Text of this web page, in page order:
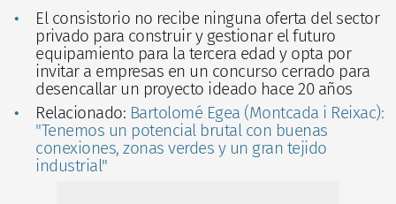
El consistorio no recibe ninguna oferta del sector
privado para construir y gestionar el futuro
equipamiento para la tercera edad y opta por
invitar a empresas en un concurso cerrado para
desencallar un proyecto ideado hace 20 años
Relacionado: Bartolomé Egea (Montcada i Reixac):
"Tenemos un potencial brutal con buenas
conexiones, zonas verdes y un gran tejido
industrial"